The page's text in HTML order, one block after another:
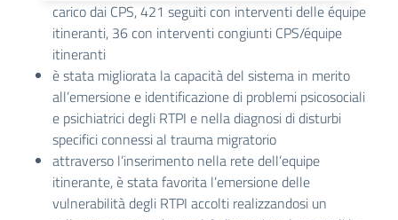
carico dai CPS, 421 seguiti con interventi delle équipe
itineranti, 36 con interventi congiunti CPS/équipe
itineranti
è stata migliorata la capacità del sistema in merito
all’emersione e identificazione di problemi psicosociali
e psichiatrici degli RTPI e nella diagnosi di disturbi
specifici connessi al trauma migratorio
attraverso l’inserimento nella rete dell’equipe
itinerante, è stata favorita l’emersione delle
vulnerabilità degli RTPI accolti realizzandosi un